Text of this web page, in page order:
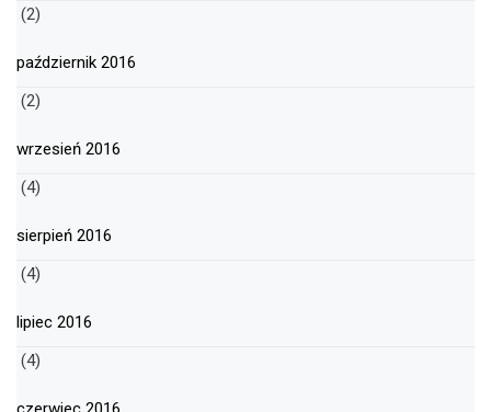
(2)
październik 2016
(2)
wrzesień 2016
(4)
sierpień 2016
(4)
lipiec 2016
(4)